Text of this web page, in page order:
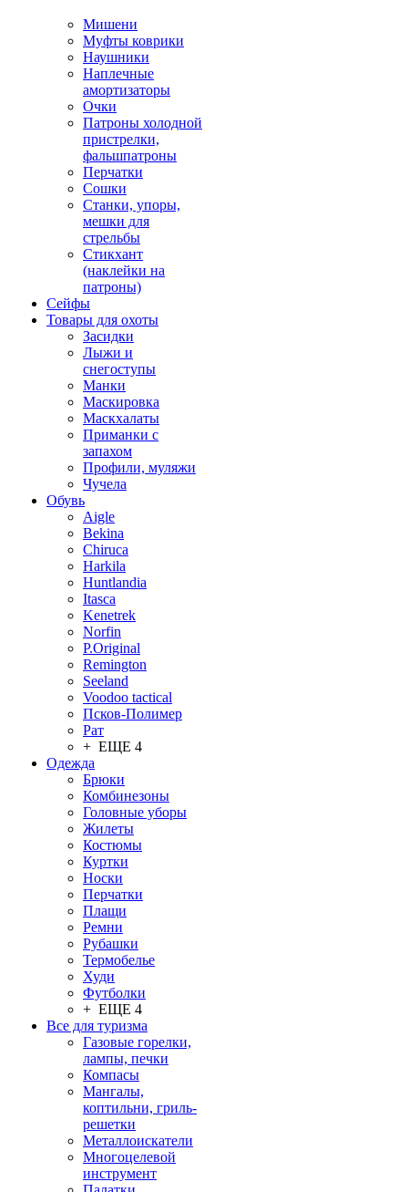
Мишени
Муфты коврики
Наушники
Наплечные
амортизаторы
Очки
Патроны холодной
пристрелки,
фальшпатроны
Перчатки
Сошки
Станки, упоры,
мешки для
стрельбы
Стикхант
(наклейки на
патроны)
Сейфы
Товары для охоты
Засидки
Лыжи и
снегоступы
Манки
Маскировка
Маскхалаты
Приманки с
запахом
Профили, муляжи
Чучела
Обувь
Aigle
Bekina
Chiruсa
Harkila
Huntlandia
Itasca
Kenetrek
Norfin
P.Original
Remington
Seeland
Voodoo tactical
Псков-Полимер
Рат
+ ЕЩЕ 4
Одежда
Брюки
Комбинезоны
Головные уборы
Жилеты
Костюмы
Куртки
Носки
Перчатки
Плащи
Ремни
Рубашки
Термобелье
Худи
Футболки
+ ЕЩЕ 4
Все для туризма
Газовые горелки,
лампы, печки
Компасы
Мангалы,
коптильни, гриль-
решетки
Металлоискатели
Многоцелевой
инструмент